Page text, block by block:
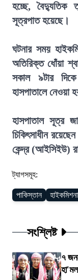
হচ্ছে, বৈদ্যুতিক
সূত্রপাত হয়েছে।
ঘটনার সময়
অতিরিক্ত ধোঁয়া
সকাল ৯টার দিকে
হাসপাতালে নেওয়া
হাসপাতাল সূত্র
চিকিৎসাধীন
কেন্দ্র (আইসিইউ)
ট্যাগসমূহ:
পাকিস্তান
সংশ্লিষ্ট
৭